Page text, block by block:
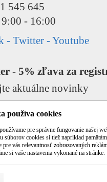
545 645
- 16:00
- Twitter - Youtube
- 5% zľava za
aktuálne novinky
Odobrať
používa cookies
pre správne fungovanie našej
súborov cookies si tiež napríklad
pre vás relevantnosť zobrazovaných
si vaše nastavenia vykonané na stránke.